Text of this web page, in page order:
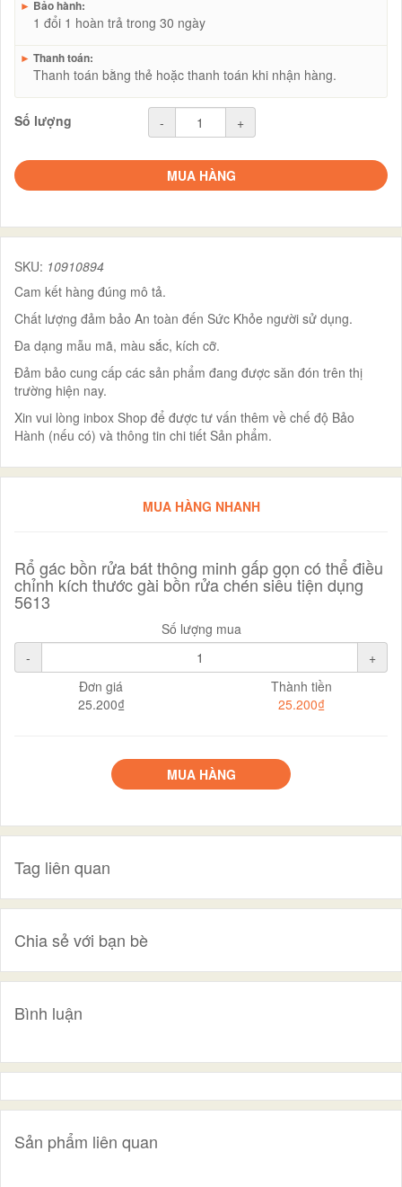
► Bảo hành:
1 đổi 1 hoàn trả trong 30 ngày
► Thanh toán:
Thanh toán bằng thẻ hoặc thanh toán khi nhận hàng.
Số lượng - +
MUA HÀNG
SKU: 10910894
Cam kết hàng đúng mô tả.
Chất lượng đảm bảo An toàn đến Sức Khỏe người sử dụng.
Đa dạng mẫu mã, màu sắc, kích cỡ.
Đảm bảo cung cấp các sản phẩm đang được săn đón trên thị
trường hiện nay.
Xin vui lòng inbox Shop để được tư vấn thêm về chế độ Bảo
Hành (nếu có) và thông tin chi tiết Sản phẩm.
MUA HÀNG NHANH
Rổ gác bồn rửa bát thông minh gấp gọn có thể điều
chỉnh kích thước gài bồn rửa chén siêu tiện dụng
5613
Số lượng mua
-
+
Đơn giá
25.200₫
Thành tiền
25.200₫
MUA HÀNG
Tag liên quan
Chia sẻ với bạn bè
Bình luận
Sản phẩm liên quan